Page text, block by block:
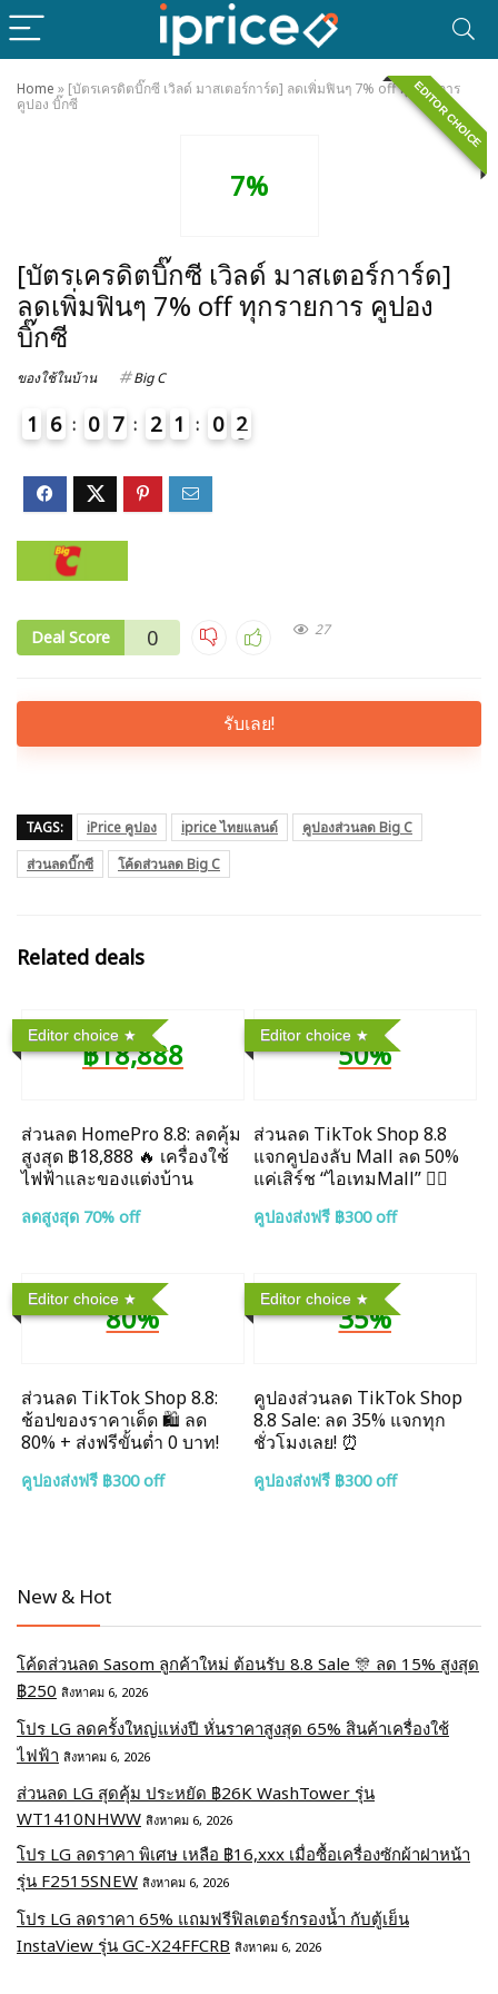
Home » [บัตรเครดิตบิ๊กซี เวิลด์ มาสเตอร์การ์ด] ลดเพิ่มฟินๆ 7% off ทุกรายการ
คูปอง บิ๊กซี
EDITOR CHOICE
7%
[บัตรเครดิตบิ๊กซี เวิลด์ มาสเตอร์การ์ด]
ลดเพิ่มฟินๆ 7% off ทุกรายการ คูปอง
บิ๊กซี
ของใช้ในบ้าน Big C
1 6 0 7 2 1 0 2
Deal Score 0 27
รับเลย!
TAGS: iPrice คูปอง iprice ไทยแลนด์
คูปองส่วนลด Big C
ส่วนลดบิ๊กซี
โค้ดส่วนลด Big C
Related deals
Editor choice
฿18,888
ส่วนลด HomePro 8.8: ลดคุ้ม
สูงสุด ฿18,888 🔥 เครื่องใช้
ไฟฟ้าและของแต่งบ้าน
ลดสูงสุด 70% off
Editor choice
50%
ส่วนลด TikTok Shop 8.8
แจกคูปองลับ Mall ลด 50%
แค่เสิร์ช “ไอเทมMall” ❤️‍🔥
คูปองส่งฟรี ฿300 off
Editor choice
80%
ส่วนลด TikTok Shop 8.8:
ช้อปของราคาเด็ด 🛍️ ลด
80% + ส่งฟรีขั้นต่ำ 0 บาท!
คูปองส่งฟรี ฿300 off
Editor choice
35%
คูปองส่วนลด TikTok Shop
8.8 Sale: ลด 35% แจกทุก
ชั่วโมงเลย! ⏰
คูปองส่งฟรี ฿300 off
New & Hot
โค้ดส่วนลด Sasom ลูกค้าใหม่ ต้อนรับ 8.8 Sale 🎊 ลด 15% สูงสุด
฿250 สิงหาคม 6, 2026
โปร LG ลดครั้งใหญ่แห่งปี หั่นราคาสูงสุด 65% สินค้าเครื่องใช้
ไฟฟ้า สิงหาคม 6, 2026
ส่วนลด LG สุดคุ้ม ประหยัด ฿26K WashTower รุ่น
WT1410NHWW สิงหาคม 6, 2026
โปร LG ลดราคา พิเศษ เหลือ ฿16,xxx เมื่อซื้อเครื่องซักผ้าฝาหน้า
รุ่น F2515SNEW สิงหาคม 6, 2026
โปร LG ลดราคา 65% แถมฟรีฟิลเตอร์กรองน้ำ กับตู้เย็น
InstaView รุ่น GC-X24FFCRB สิงหาคม 6, 2026